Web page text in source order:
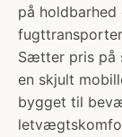
på
Sætter pris på
en skjult
bygget til